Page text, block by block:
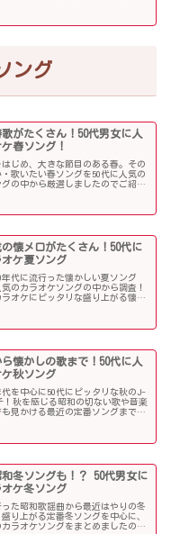
ング
がたくさん！50代男女に人
春ソング！
はじめ、大きな節目のある春。その
歌いたい春ソングを50代に人気の
の中から厳選しましたのでご紹介
懐メロがたくさん！50代に
オケ夏ソング
年代に流行った懐かしい夏ソング
のカラオケソングの中から調査！
ラオケにピッタリな盛り上がる懐メ
懐かしの歌まで！50代に人
秋ソング
代を中心に50代にピッタリな秋のJ-
！秋を感じる昭和の切ない歌や音楽
見かける最近の定番ソングまで、
冬ソングも！？ 50代男女に
オケ冬ソング
った昭和歌謡曲から最近はやりの冬
り上がる定番冬ソングを中心に、
カラオケソングをまとめましたので